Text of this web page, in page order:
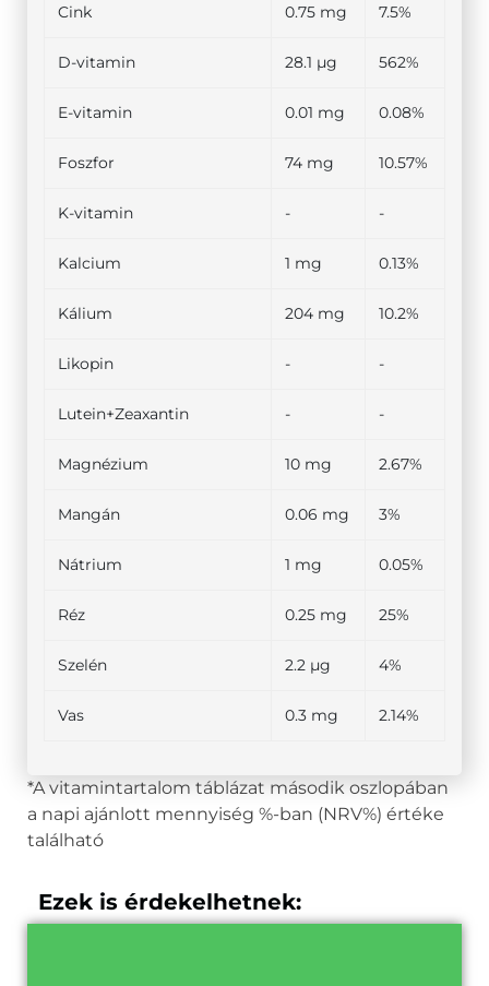
Cink 0.75 mg 7.5%
D-vitamin 28.1 µg 562%
E-vitamin 0.01 mg 0.08%
Foszfor 74 mg 10.57%
K-vitamin - -
Kalcium 1 mg 0.13%
Kálium 204 mg 10.2%
Likopin - -
Lutein+Zeaxantin - -
Magnézium 10 mg 2.67%
Mangán 0.06 mg 3%
Nátrium 1 mg 0.05%
Réz 0.25 mg 25%
Szelén 2.2 µg 4%
Vas 0.3 mg 2.14%
*A vitamintartalom táblázat második oszlopában
a napi ajánlott mennyiség %-ban (NRV%) értéke
található
Ezek is érdekelhetnek: